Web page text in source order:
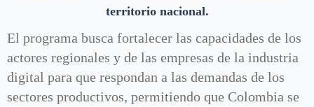
territorio nacional.
El programa busca fortalecer las capacidades de los
actores regionales y de las empresas de la industria
digital para que respondan a las demandas de los
sectores productivos, permitiendo que Colombia se